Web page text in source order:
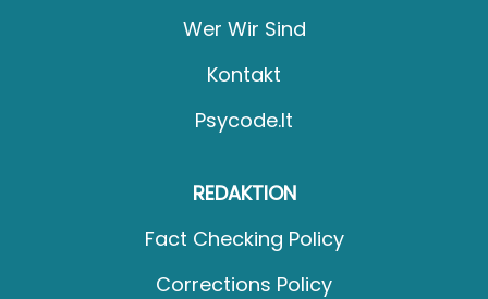
Wer Wir Sind
Kontakt
Psycode.it
REDAKTION
Fact Checking Policy
Corrections Policy